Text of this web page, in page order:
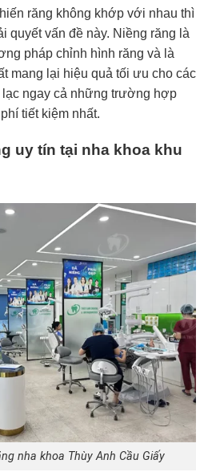
răng không khớp với nhau thì
quyết vấn đề này. Niềng răng là
pháp chỉnh hình răng và là
mang lại hiệu quả tối ưu cho các
ngay cả những trường hợp
tiết kiệm nhất.
uy tín tại nha khoa khu
nha khoa Thùy Anh Cầu Giấy